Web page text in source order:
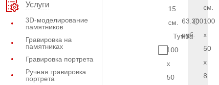
Услуги
3D-моделирование
памятников
Гравировка на
памятниках
Гравировка портрета
Ручная гравировка
портрета
15
см.
Тумба
100
x
50
см.
63.300
руб.
100
x
50
x
8